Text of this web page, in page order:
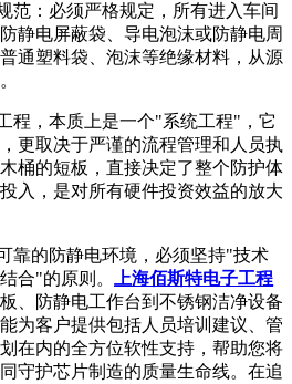
范：必须严格规定，所有进入车间
静电屏蔽袋、导电泡沫或防静电周
通塑料袋、泡沫等绝缘材料，从源
程，本质上是一个"系统工程"，它
更取决于严谨的流程管理和人员执
桶的短板，直接决定了整个防护体
入，是对所有硬件投资效益的放大
靠的防静电环境，必须坚持"技术
合"的原则。
上海佰斯特电子工程
、防静电工作台到不锈钢洁净设备
为客户提供包括人员培训建议、管
在内的全方位软性支持，帮助您将
守护芯片制造的质量生命线。在追